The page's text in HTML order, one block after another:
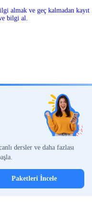
almak ve geç kalmadan kayıt
bilgi al.
dersler ve daha fazlası
Paketleri İncele